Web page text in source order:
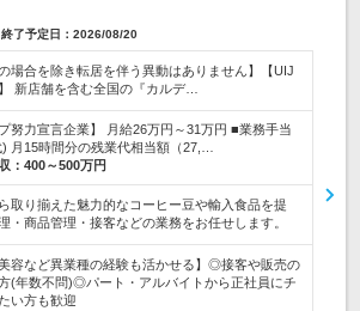
了予定日：2026/08/20
の場合を除き転居を伴う異動はありません】【UIJ
新店舗を含む全国の『カルデ…
プ努力宣言企業】 月給26万円～31万円 ■業務手当
月15時間分の残業代相当額（27,…
： 400～500万円
取り揃えた魅力的なコーヒー豆や輸入食品を提
・商品管理・接客などの業務をお任せします。
美容など異業種の経験も活かせる】◎接客や販売の
(年数不問)◎パート・アルバイトから正社員にチ
い方も歓迎